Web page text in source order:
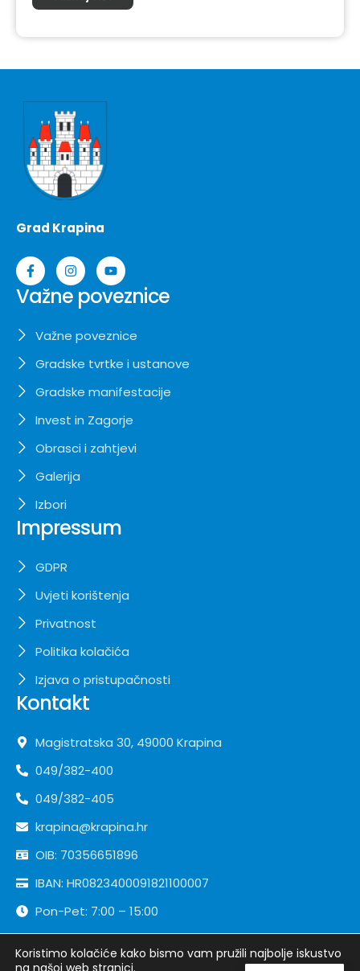
Grad Krapina
Važne poveznice
Važne poveznice
Gradske tvrtke i ustanove
Gradske manifestacije
Invest in Zagorje
Obrasci i zahtjevi
Galerija
Izbori
Impressum
GDPR
Uvjeti korištenja
Privatnost
Politika kolačića
Izjava o pristupačnosti
Kontakt
Magistratska 30, 49000 Krapina
049/382-400
049/382-405
krapina@krapina.hr
OIB: 70356651896
IBAN: HR0823400091821100007
Pon-Pet: 7:00 – 15:00
Copyright ©Grad Krapina | Sva prava pridržana
Koristimo kolačiće kako bismo vam pružili najbolje iskustvo
na našoj web stranici.